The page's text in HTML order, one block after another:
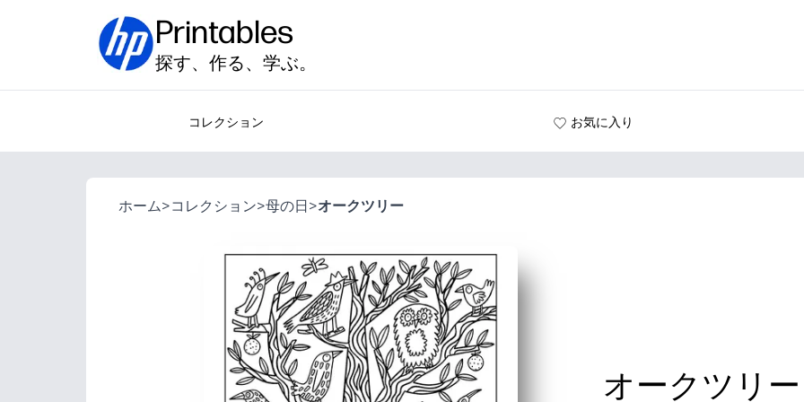
Printables
探す、作る、学ぶ。
コレクション お気に入り
ホーム>コレクション>母の日>オークツリー
オークツリー